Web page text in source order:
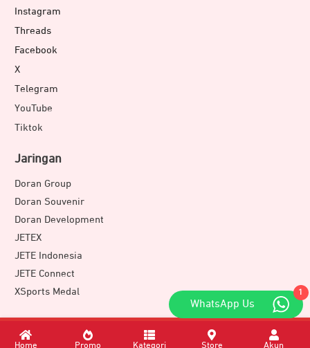
Instagram
Threads
Facebook
X
Telegram
YouTube
Tiktok
Jaringan
Doran Group
Doran Souvenir
Doran Development
JETEX
JETE Indonesia
JETE Connect
XSports Medal
Download Apps
1
WhatsApp Us
Home Promo Kategori Store Akun